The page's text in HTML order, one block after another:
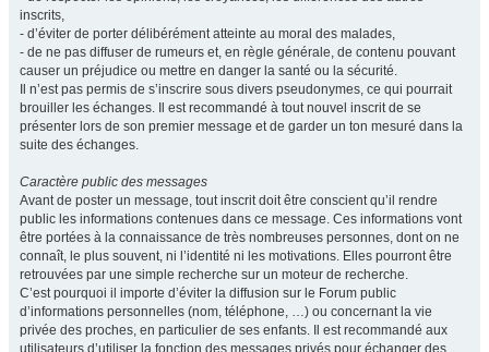
inscrits,
- d’éviter de porter délibérément atteinte au moral des malades,
- de ne pas diffuser de rumeurs et, en règle générale, de contenu pouvant
causer un préjudice ou mettre en danger la santé ou la sécurité.
Il n’est pas permis de s’inscrire sous divers pseudonymes, ce qui pourrait
brouiller les échanges. Il est recommandé à tout nouvel inscrit de se
présenter lors de son premier message et de garder un ton mesuré dans la
suite des échanges.
Caractère public des messages
Avant de poster un message, tout inscrit doit être conscient qu’il rendre
public les informations contenues dans ce message. Ces informations vont
être portées à la connaissance de très nombreuses personnes, dont on ne
connaît, le plus souvent, ni l’identité ni les motivations. Elles pourront être
retrouvées par une simple recherche sur un moteur de recherche.
C’est pourquoi il importe d’éviter la diffusion sur le Forum public
d’informations personnelles (nom, téléphone, …) ou concernant la vie
privée des proches, en particulier de ses enfants. Il est recommandé aux
utilisateurs d’utiliser la fonction des messages privés pour échanger des